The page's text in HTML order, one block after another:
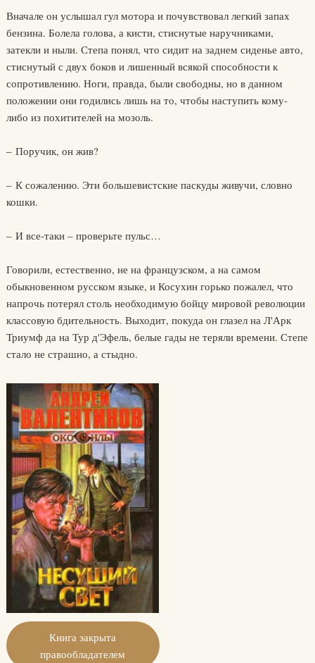
Вначале он услышал гул мотора и почувствовал легкий запах
бензина. Болела голова, а кисти, стиснутые наручниками,
затекли и ныли. Степа понял, что сидит на заднем сиденье авто,
стиснутый с двух боков и лишенный всякой способности к
сопротивлению. Ноги, правда, были свободны, но в данном
положении они годились лишь на то, чтобы наступить кому-
либо из похитителей на мозоль.
– Поручик, он жив?
– К сожалению. Эти большевистские паскуды живучи, словно
кошки.
– И все-таки – проверьте пульс…
Говорили, естественно, не на французском, а на самом
обыкновенном русском языке, и Косухин горько пожалел, что
напрочь потерял столь необходимую бойцу мировой революции
классовую бдительность. Выходит, покуда он глазел на Л'Арк
Триумф да на Тур д'Эфель, белые гады не теряли времени. Степе
стало не страшно, а стыдно.
Книга закрыта
правообладателем